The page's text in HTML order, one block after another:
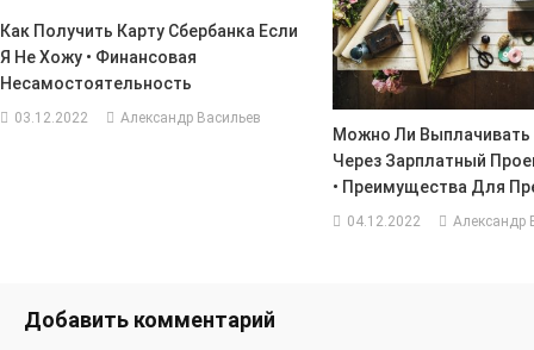
Как Получить Карту Сбербанка Если
Я Не Хожу • Финансовая
Несамостоятельность
03.12.2022 Александр Васильев
Можно Ли
Через Зарплатный
• Преимущества Для
04.12.2022 Александр
Добавить комментарий